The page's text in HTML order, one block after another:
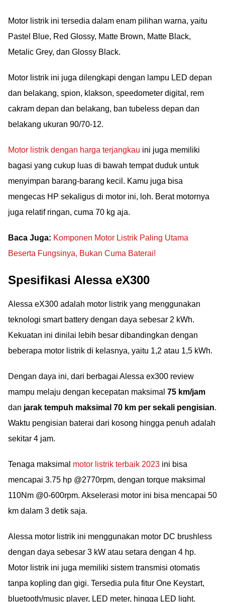
Motor listrik ini tersedia dalam enam pilihan warna, yaitu
Pastel Blue, Red Glossy, Matte Brown, Matte Black,
Metalic Grey, dan Glossy Black.
Motor listrik ini juga dilengkapi dengan lampu LED depan
dan belakang, spion, klakson, speedometer digital, rem
cakram depan dan belakang, ban tubeless depan dan
belakang ukuran 90/70-12.
Motor listrik dengan harga terjangkau ini juga memiliki
bagasi yang cukup luas di bawah tempat duduk untuk
menyimpan barang-barang kecil. Kamu juga bisa
mengecas HP sekaligus di motor ini, loh. Berat motornya
juga relatif ringan, cuma 70 kg aja.
Baca Juga: Komponen Motor Listrik Paling Utama
Beserta Fungsinya, Bukan Cuma Baterai!
Spesifikasi Alessa eX300
Alessa eX300 adalah motor listrik yang menggunakan
teknologi smart battery dengan daya sebesar 2 kWh.
Kekuatan ini dinilai lebih besar dibandingkan dengan
beberapa motor listrik di kelasnya, yaitu 1,2 atau 1,5 kWh.
Dengan daya ini, dari berbagai Alessa ex300 review
mampu melaju dengan kecepatan maksimal 75 km/jam
dan jarak tempuh maksimal 70 km per sekali pengisian.
Waktu pengisian baterai dari kosong hingga penuh adalah
sekitar 4 jam.
Tenaga maksimal motor listrik terbaik 2023 ini bisa
mencapai 3.75 hp @2770rpm, dengan torque maksimal
110Nm @0-600rpm. Akselerasi motor ini bisa mencapai 50
km dalam 3 detik saja.
Alessa motor listrik ini menggunakan motor DC brushless
dengan daya sebesar 3 kW atau setara dengan 4 hp.
Motor listrik ini juga memiliki sistem transmisi otomatis
tanpa kopling dan gigi. Tersedia pula fitur One Keystart,
bluetooth/music player, LED meter, hingga LED light.